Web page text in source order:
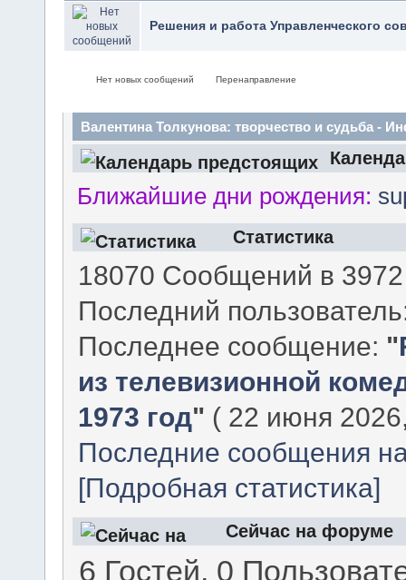
Решения и работа Управленческого
Нет новых сообщений Перенаправление
Валентина Толкунова: творчество и судьба -
Ближайшие дни рождения:
Статистика
форума
18070 Сообщений в
Последний
Последнее сообщение: "
из телевизионной
1973 год" ( 22 июня
Последние сообщения
[Подробная статистика]
Сейчас на форуме
6 Гостей, 0